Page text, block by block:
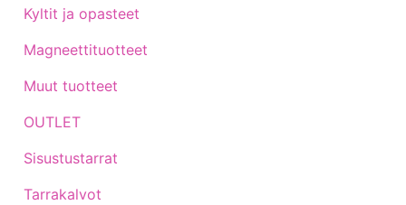
Kyltit ja opasteet
Magneettituotteet
Muut tuotteet
OUTLET
Sisustustarrat
Tarrakalvot